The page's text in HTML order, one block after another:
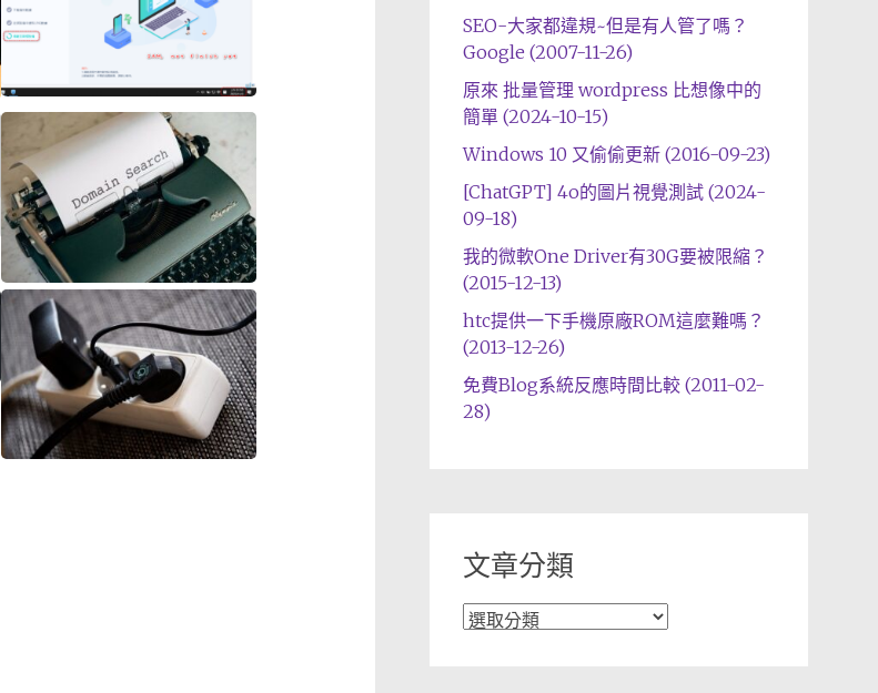
SEO-大家都違規~但是有人管了嗎？
Google (2007-11-26)
原來 批量管理 wordpress 比想像中的
簡單 (2024-10-15)
Windows 10 又偷偷更新 (2016-09-23)
[ChatGPT] 4o的圖片視覺測試 (2024-
09-18)
我的微軟One Driver有30G要被限縮？
(2015-12-13)
htc提供一下手機原廠ROM這麼難嗎？
(2013-12-26)
免費Blog系統反應時間比較 (2011-02-
28)
文章分類
文